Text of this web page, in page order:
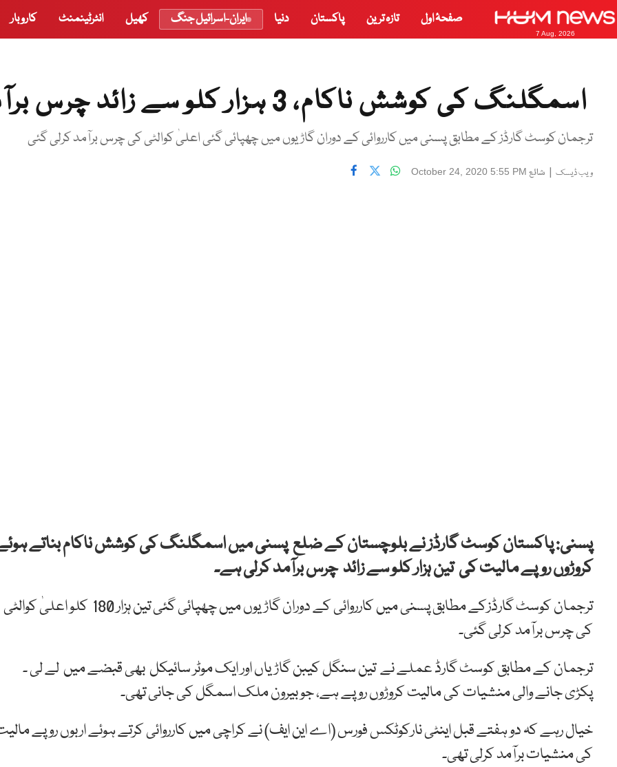
7 Aug, 2026
صفحۂ اول تازہ ترین پاکستان دنیا ایران-اسرائیل جنگ کھیل انٹرٹینمنٹ کاروبار
اسمگلنگ کی کوشش ناکام، 3 ہزار کلو سے زائد چرس برآمد
ترجمان کوسٹ گارڈز کے مطابق پسنی میں کارروائی کے دوران گاڑیوں میں چھپائی گئی اعلیٰ کوالٹی کی چرس برآمد کرلی گئی
ویب ڈیسک | شائع October 24, 2020 5:55 PM
پسنی: پاکستان کوسٹ گارڈز نے بلوچستان کے ضلع پسنی میں اسمگلنگ کی کوشش ناکام بناتے
کروڑوں روپے مالیت کی تین ہزار کلو سے زائد چرس برآمد کرلی ہے۔
ترجمان کوسٹ گارڈزکے مطابق پسنی میں کارروائی کے دوران گاڑیوں میں چھپائی گئی تین ہزار 180 کلو اعلیٰ کوالٹی
کی چرس برآمد کرلی گئی۔
ترجمان کے مطابق کوسٹ گارڈ عملے نے تین سنگل کیبن گاڑیاں اور ایک موٹر سائیکل بھی قبضے میں لے لی ۔
پکڑی جانے والی منشیات کی مالیت کروڑوں روپے ہے، جو بیرون ملک اسمگل کی جانی تھی۔
خیال رہے کہ دو ہفتے قبل اینٹی نارکوٹکس فورس (اے این ایف) نے کراچی میں کارروائی کرتے ہوئے اربوں روپے
کی منشیات برآمد کرلی تھی۔